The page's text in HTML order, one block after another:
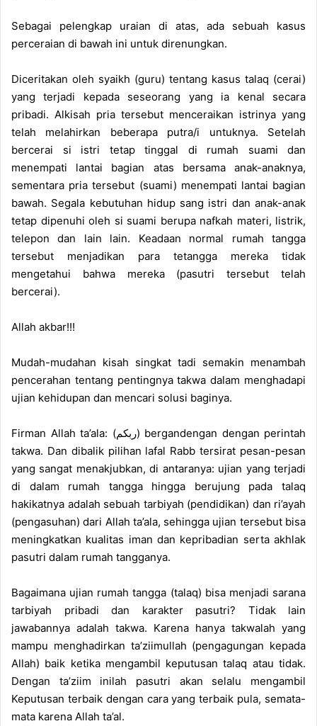
Sebagai pelengkap uraian di atas, ada sebuah kasus
perceraian di bawah ini untuk direnungkan.
Diceritakan oleh syaikh (guru) tentang kasus talaq (cerai)
yang terjadi kepada seseorang yang ia kenal secara
pribadi. Alkisah pria tersebut menceraikan istrinya yang
telah melahirkan beberapa putra/i untuknya. Setelah
bercerai si istri tetap tinggal di rumah suami dan
menempati lantai bagian atas bersama anak-anaknya,
sementara pria tersebut (suami) menempati lantai bagian
bawah. Segala kebutuhan hidup sang istri dan anak-anak
tetap dipenuhi oleh si suami berupa nafkah materi, listrik,
telepon dan lain lain. Keadaan normal rumah tangga
tersebut menjadikan para tetangga mereka tidak
mengetahui bahwa mereka (pasutri tersebut telah
bercerai).
Allah akbar!!!
Mudah-mudahan kisah singkat tadi semakin menambah
pencerahan tentang pentingnya takwa dalam menghadapi
ujian kehidupan dan mencari solusi baginya.
Firman Allah ta’ala: (ربكم) bergandengan dengan perintah
takwa. Dan dibalik pilihan lafal Rabb tersirat pesan-pesan
yang sangat menakjubkan, di antaranya: ujian yang terjadi
di dalam rumah tangga hingga berujung pada talaq
hakikatnya adalah sebuah tarbiyah (pendidikan) dan ri’ayah
(pengasuhan) dari Allah ta’ala, sehingga ujian tersebut bisa
meningkatkan kualitas iman dan kepribadian serta akhlak
pasutri dalam rumah tangganya.
Bagaimana ujian rumah tangga (talaq) bisa menjadi sarana
tarbiyah pribadi dan karakter pasutri? Tidak lain
jawabannya adalah takwa. Karena hanya takwalah yang
mampu menghadirkan ta’ziimullah (pengagungan kepada
Allah) baik ketika mengambil keputusan talaq atau tidak.
Dengan ta’ziim inilah pasutri akan selalu mengambil
Keputusan terbaik dengan cara yang terbaik pula, semata-
mata karena Allah ta’al.